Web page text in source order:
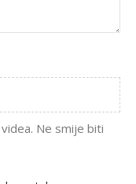
Ne smije biti